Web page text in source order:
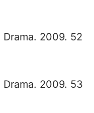
Drama. 2009. 52
Drama. 2009. 53